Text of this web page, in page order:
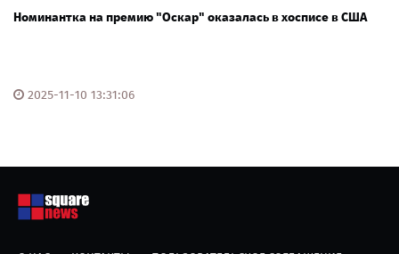
Номинантка на премию "Оскар" оказалась в хосписе в США
2025-11-10 13:31:06